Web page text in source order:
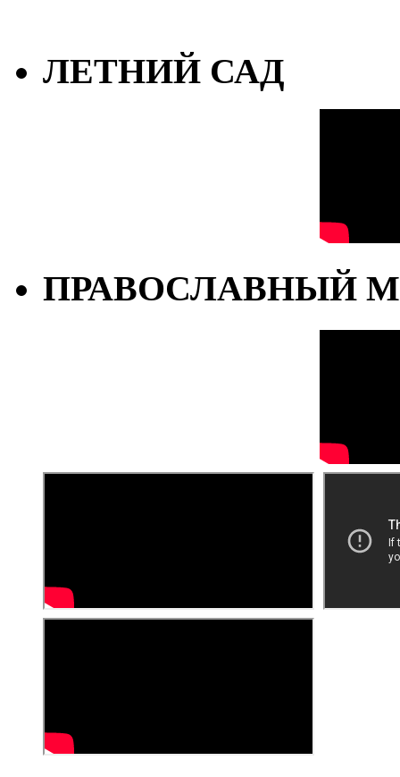
ЛЕТНИЙ САД
ПРАВОСЛАВНЫЙ